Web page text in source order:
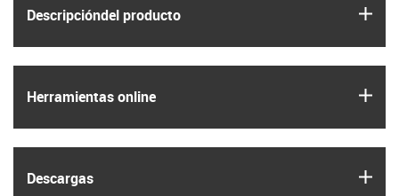
Descripción­del producto
Herramientas online
Descargas